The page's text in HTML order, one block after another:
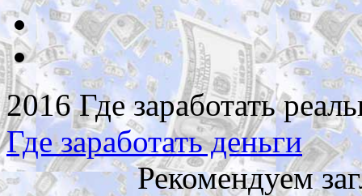
2016 Где заработать
Где заработать деньги
Рекомендуем